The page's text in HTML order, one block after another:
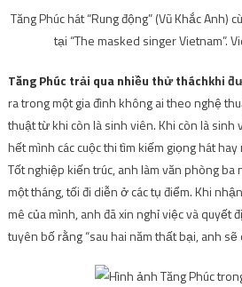
Tăng Phúc hát “Rung động” (Vũ Khắc Anh)
tại “The masked singer Vietnam”.
Tăng Phúc trải qua nhiều thử tháchkhi
ra trong một gia đình không ai theo nghệ
thuật từ khi còn là sinh viên. Khi còn là sinh
hết mình các cuộc thi tìm kiếm giọng hát
Tốt nghiệp kiến ​​trúc, anh làm văn phòng ba
một tháng, tối đi diễn ở các tụ điểm. Khi
mê của mình, anh đã xin nghỉ việc và quyết
tuyên bố rằng “sau hai năm thất bại, anh sẽ